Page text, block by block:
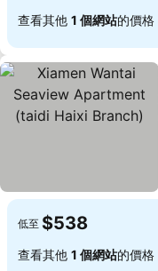
查看其他 1 個網站的價格
低至 $538
查看其他 1 個網站的價格